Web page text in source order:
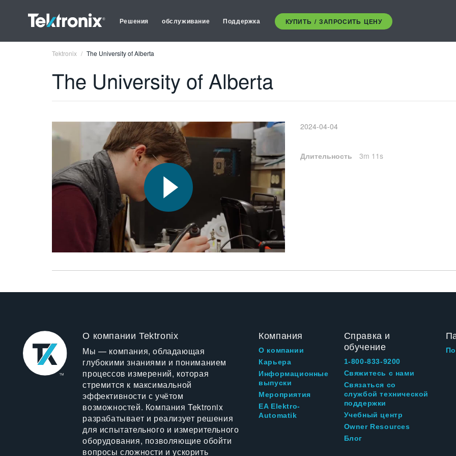
Решения обслуживание Поддержка КУПИТЬ / ЗАПРОСИТЬ ЦЕНУ
Tektronix The University of Alberta
The University of Alberta
2024-04-04
Длительность 3m 11s
О компании Tektronix
Мы — компания, обладающая
глубокими знаниями и пониманием
процессов измерений, которая
стремится к максимальной
эффективности с учётом
возможностей. Компания Tektronix
разрабатывает и реализует решения
для испытательного и измерительного
оборудования, позволяющие обойти
вопросы сложности и ускорить
Компания
О компании
Карьера
Информационные
выпуски
Мероприятия
EA Elektro-
Automatik
Справка и
обучение
1-800-833-9200
Свяжитесь с нами
Связаться со
службой технической
поддержки
Учебный центр
Owner Resources
Блог